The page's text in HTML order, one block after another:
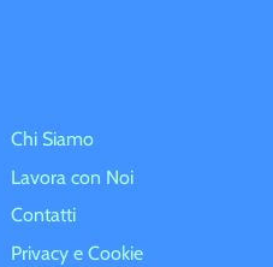
Chi Siamo
Lavora con Noi
Contatti
Privacy e Cookie